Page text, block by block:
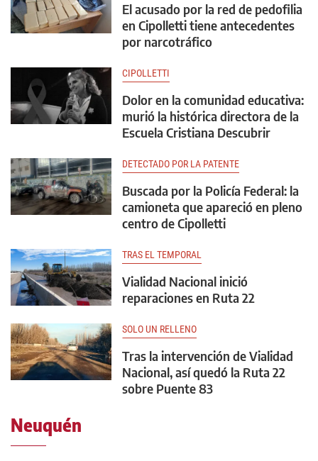
El acusado por la red de pedofilia
en Cipolletti tiene antecedentes
por narcotráfico
CIPOLLETTI
Dolor en la comunidad educativa:
murió la histórica directora de la
Escuela Cristiana Descubrir
DETECTADO POR LA PATENTE
Buscada por la Policía Federal: la
camioneta que apareció en pleno
centro de Cipolletti
TRAS EL TEMPORAL
Vialidad Nacional inició
reparaciones en Ruta 22
SOLO UN RELLENO
Tras la intervención de Vialidad
Nacional, así quedó la Ruta 22
sobre Puente 83
Neuquén